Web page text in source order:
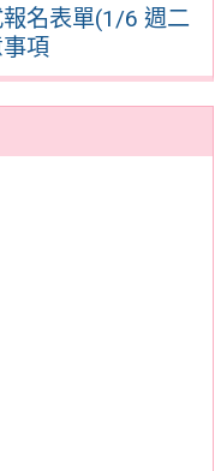
名表單(1/6 週二
項